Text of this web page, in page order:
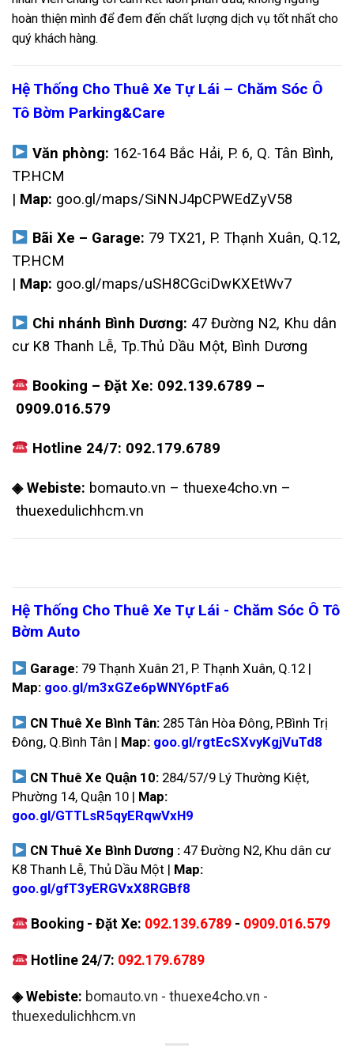
hoàn thiện mình để đem đến chất lượng dịch vụ tốt nhất cho
quý khách hàng.
Hệ Thống Cho Thuê Xe Tự Lái – Chăm Sóc Ô
Tô Bờm Parking&Care
Văn phòng: 162-164 Bắc Hải, P. 6, Q. Tân Bình,
TP.HCM
| Map: goo.gl/maps/SiNNJ4pCPWEdZyV58
Bãi Xe – Garage: 79 TX21, P. Thạnh Xuân, Q.12,
TP.HCM
| Map: goo.gl/maps/uSH8CGciDwKXEtWv7
Chi nhánh Bình Dương: 47 Đường N2, Khu dân
cư K8 Thanh Lễ, Tp.Thủ Dầu Một, Bình Dương
Booking – Đặt Xe: 092.139.6789 –
0909.016.579
Hotline 24/7: 092.179.6789
◈ Webiste: bomauto.vn – thuexe4cho.vn –
thuexedulichhcm.vn
Hệ Thống Cho Thuê Xe Tự Lái - Chăm Sóc Ô Tô
Bờm Auto
Garage: 79 Thạnh Xuân 21, P. Thạnh Xuân, Q.12 |
Map: goo.gl/m3xGZe6pWNY6ptFa6
CN Thuê Xe Bình Tân: 285 Tân Hòa Đông, P.Bình Trị
Đông, Q.Bình Tân | Map: goo.gl/rgtEcSXvyKgjVuTd8
CN Thuê Xe Quận 10: 284/57/9 Lý Thường Kiệt,
Phường 14, Quận 10 | Map:
goo.gl/GTTLsR5qyERqwVxH9
CN Thuê Xe Bình Dương :47 Đường N2, Khu dân cư
K8 Thanh Lễ, Thủ Dầu Một | Map:
goo.gl/gfT3yERGVxX8RGBf8
Booking - Đặt Xe: 092.139.6789 - 0909.016.579
Hotline 24/7: 092.179.6789
◈ Webiste: bomauto.vn - thuexe4cho.vn -
thuexedulichhcm.vn